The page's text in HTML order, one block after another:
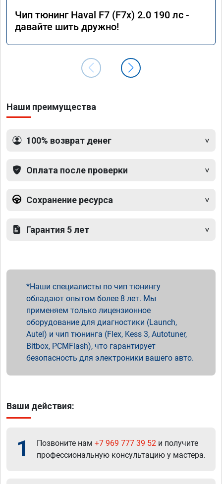
Чип тюнинг Haval F7 (F7x) 2.0 190 лс -
давайте шить дружно!
Наши преимущества
100% возврат денег
Оплата после проверки
Сохранение ресурса
Гарантия 5 лет
Наши специалисты по чип тюнингу
обладают опытом более 8 лет. Мы
применяем только лицензионное
оборудование для диагностики (Launch,
Autel) и чип тюнинга (Flex, Kess 3, Autotuner,
Bitbox, PCMFlash), что гарантирует
безопасность для электроники вашего авто.
Ваши действия:
1 Позвоните нам +7 969 777 39 52 и получите
профессиональную консультацию у мастера.